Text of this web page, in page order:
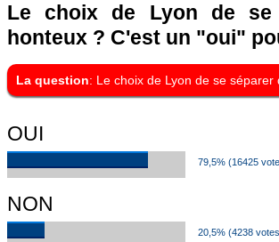
Le choix de Lyon de se
honteux ? C'est un "oui"
La question: Le choix de Lyon de se
OUI
79,5% (16425
NON
20,5% (4238